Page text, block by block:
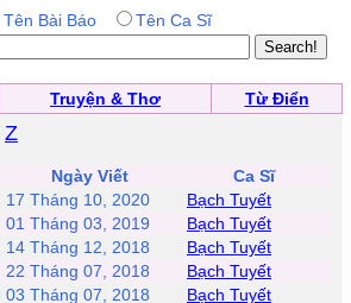
Tên Bài Báo Tên Ca Sĩ
Truyện & Thơ
Từ Điển
Z
Ngày Viết
Ca Sĩ
17 Tháng 10, 2020
Bạch Tuyết
01 Tháng 03, 2019
Bạch Tuyết
14 Tháng 12, 2018
Bạch Tuyết
22 Tháng 07, 2018
Bạch Tuyết
03 Tháng 07, 2018
Bạch Tuyết